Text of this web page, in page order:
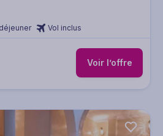
Vol inclus
Voir l’offre